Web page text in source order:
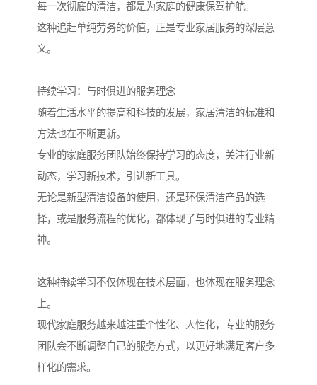
每一次彻底的清洁，都是为家庭的健康保驾护航。
这种追赶单纯劳务的价值，正是专业家居服务的深层意
义。
持续学习：与时俱进的服务理念
随着生活水平的提高和科技的发展，家居清洁的标准和
方法也在不断更新。
专业的家庭服务团队始终保持学习的态度，关注行业新
动态，学习新技术，引进新工具。
无论是新型清洁设备的使用，还是环保清洁产品的选
择，或是服务流程的优化，都体现了与时俱进的专业精
神。
这种持续学习不仅体现在技术层面，也体现在服务理念
上。
现代家庭服务越来越注重个性化、人性化，专业的服务
团队会不断调整自己的服务方式，以更好地满足客户多
样化的需求。